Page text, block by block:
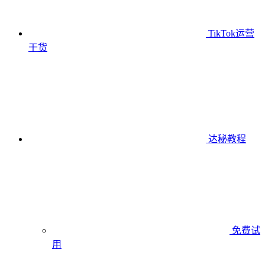
TikTok运营
干货
达秘教程
免费试
用